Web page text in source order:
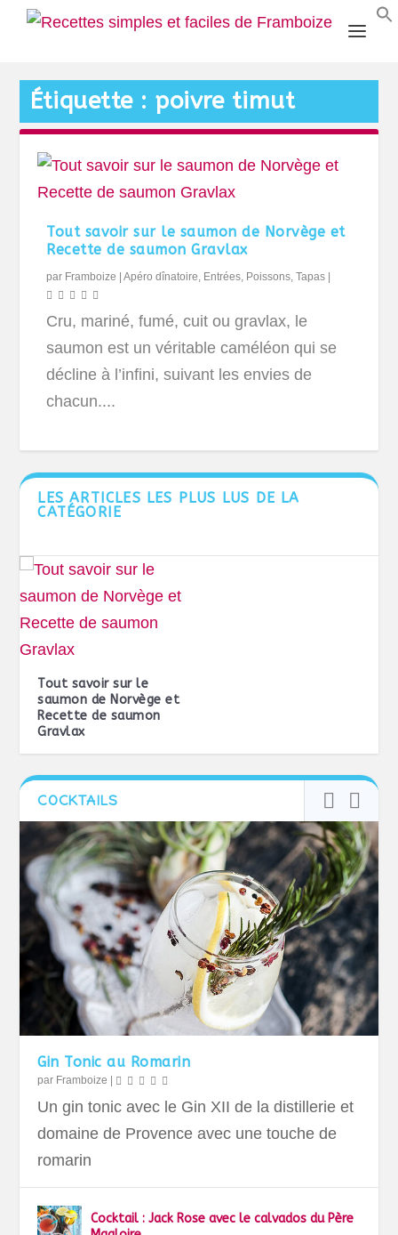
Étiquette : poivre timut
Tout savoir sur le saumon de Norvège et
Recette de saumon Gravlax
par Framboize |Apéro dînatoire, Entrées, Poissons,Tapas
Cru, mariné, fumé, cuit ou gravlax, le
saumon est un véritable caméléon qui se
décline à l’infini, suivant les envies de
chacun....
LES ARTICLES LES PLUS LUS DE LA
CATÉGORIE
Tout savoir sur le
saumon de Norvège et
Recette de saumon
Gravlax
COCKTAILS
Gin Tonic au Romarin
par Framboize
Un gin tonic avec le Gin XII de la distillerie et
domaine de Provence avec une touche de
romarin
Cocktail : Jack Rose avec le calvados du Père